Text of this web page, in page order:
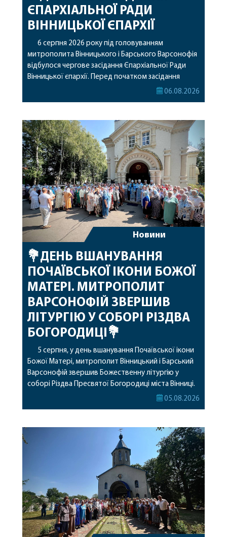
ЄПАРХІАЛЬНОЇ РАДИ
ВІННИЦЬКОЇ ЄПАРХІЇ
6 серпня 2026 року під головуванням
митрополита Вінницького і Барського Варсонофія
відбулося чергове засідання Єпархіальної Ради
Вінницької єпархії. Перед початком засідання
секретар Єпархіальної Ради від імені членів Ради
побажавши йому міцного здоров’я, Божої
допомоги, миру, духовної радості та
благословенних успіхів у подальшому
архіпастирському служінні. […]
06.08.2026
Новини
💐ДЕНЬ ВШАНУВАННЯ
ПОЧАЇВСЬКОЇ ІКОНИ БОЖОЇ
МАТЕРІ. МИТРОПОЛИТ
ВАРСОНОФІЙ ЗВЕРШИВ
ЛІТУРГІЮ У СОБОРІ РІЗДВА
БОГОРОДИЦІ💐
5 серпня, у день вшанування Почаївської ікони
Божої Матері, митрополит Вінницький і Барський
Варсонофій звершив Божественну літургію у
соборі Різдва Пресвятої Богородиці міста Вінниці.
Його Високопреосвященству співслужили
священному сані. Під час богослужіння підносилися
особливі молитви за мир в Україні, за воїнів, які
05.08.2026